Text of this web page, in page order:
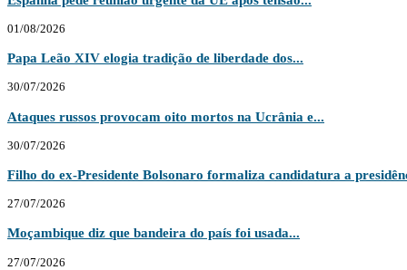
01/08/2026
Papa Leão XIV elogia tradição de liberdade dos...
30/07/2026
Ataques russos provocam oito mortos na Ucrânia e...
30/07/2026
Filho do ex-Presidente Bolsonaro formaliza candidatura a
27/07/2026
Moçambique diz que bandeira do país foi usada...
27/07/2026